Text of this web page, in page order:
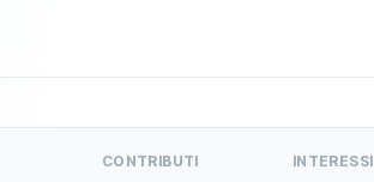
CONTRIBUTI INTERESSI